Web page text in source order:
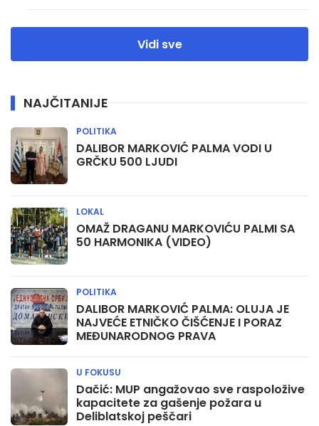
Vidi sve
NAJČITANIJE
DALIBOR MARKOVIĆ PALMA VODI U
GRČKU 500 LJUDI
POLITIKA
OMAŽ DRAGANU MARKOVIĆU PALMI SA
50 HARMONIKA (VIDEO)
LOKAL
DALIBOR MARKOVIĆ PALMA: OLUJA JE
NAJVEĆE ETNIČKO ČIŠĆENJE I PORAZ
MEĐUNARODNOG PRAVA
POLITIKA
Dačić: MUP angažovao sve raspoložive
kapacitete za gašenje požara u
Deliblatskoj peščari
U FOKUSU